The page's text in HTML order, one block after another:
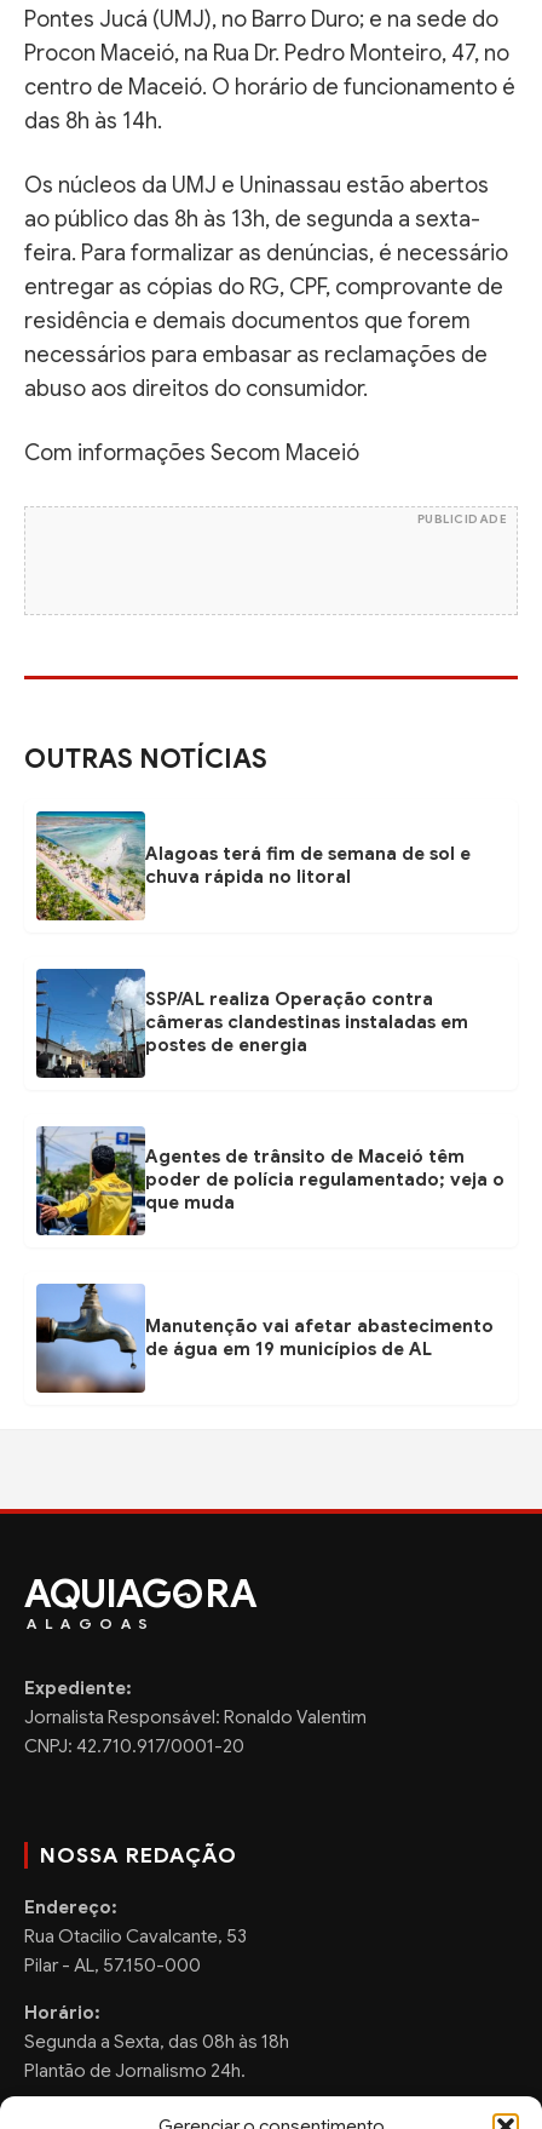
Pontes Jucá (UMJ), no Barro Duro; e na sede do
Procon Maceió, na Rua Dr. Pedro Monteiro, 47, no
centro de Maceió. O horário de funcionamento é
das 8h às 14h.
Os núcleos da UMJ e Uninassau estão abertos
ao público das 8h às 13h, de segunda a sexta-
feira. Para formalizar as denúncias, é necessário
entregar as cópias do RG, CPF, comprovante de
residência e demais documentos que forem
necessários para embasar as reclamações de
abuso aos direitos do consumidor.
Com informações Secom Maceió
PUBLICIDADE
OUTRAS NOTÍCIAS
Alagoas terá fim de semana de sol e
chuva rápida no litoral
SSP/AL realiza Operação contra
câmeras clandestinas instaladas em
postes de energia
Agentes de trânsito de Maceió têm
poder de polícia regulamentado; veja o
que muda
Manutenção vai afetar abastecimento
de água em 19 municípios de AL
AQUIAG RA
ALAGOAS
Expediente:
Jornalista Responsável: Ronaldo Valentim
CNPJ: 42.710.917/0001-20
NOSSA REDAÇÃO
Endereço:
Rua Otacilio Cavalcante, 53
Pilar - AL, 57.150-000
Horário:
Segunda a Sexta, das 08h às 18h
Plantão de Jornalismo 24h.